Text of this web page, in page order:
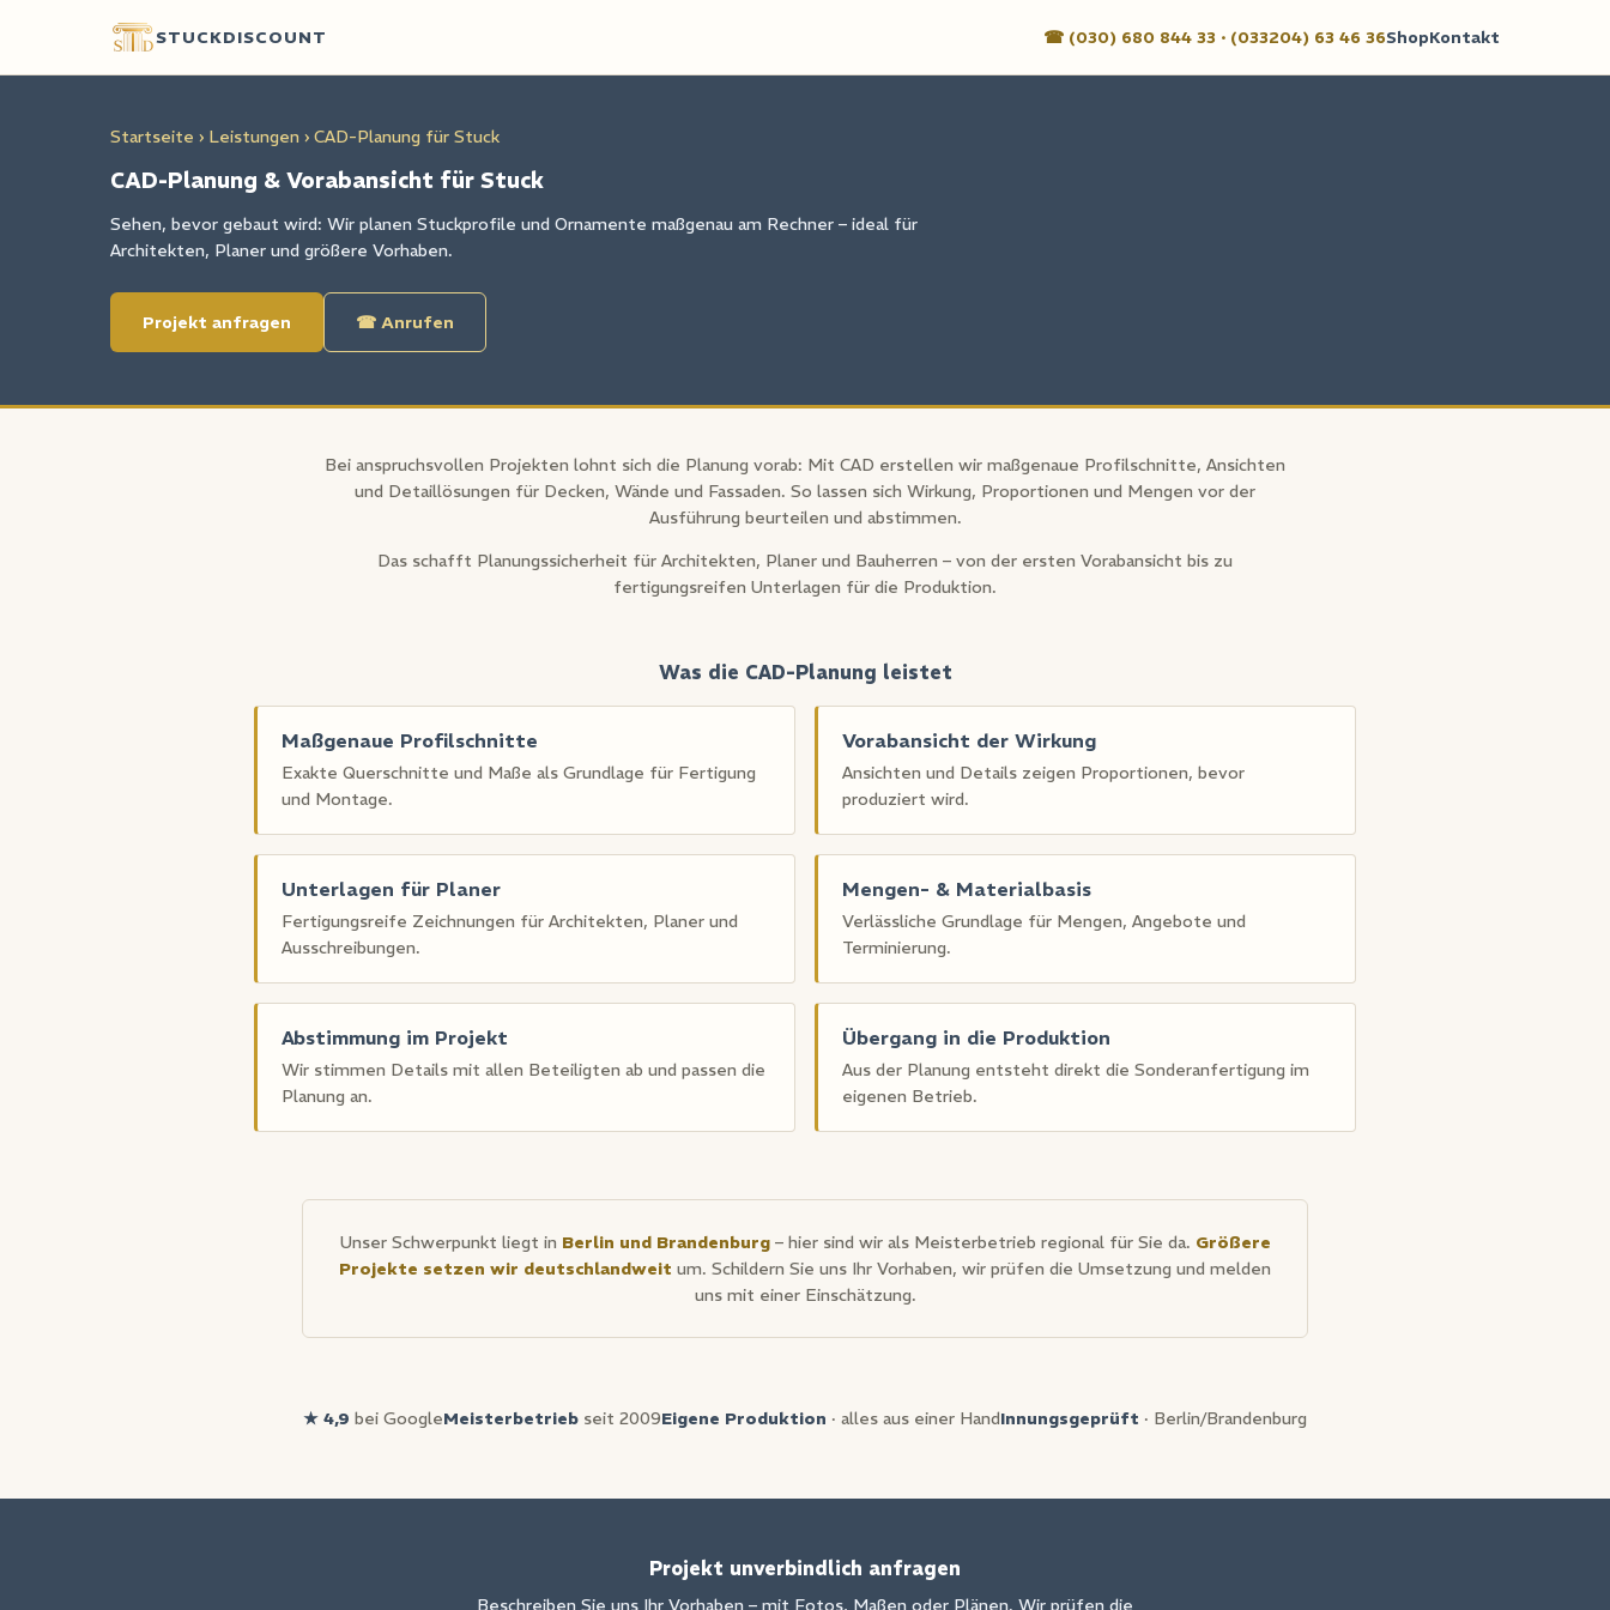
STUCKDISCOUNT ☎ (030) 680 844 33 · (033204) 63 46 36ShopKontakt
Startseite › Leistungen › CAD-Planung für Stuck
CAD-Planung & Vorabansicht für Stuck
Sehen, bevor gebaut wird: Wir planen Stuckprofile und Ornamente maßgenau am Rechner – ideal für
Architekten, Planer und größere Vorhaben.
Projekt anfragen ☎ Anrufen
Bei anspruchsvollen Projekten lohnt sich die Planung vorab: Mit CAD erstellen wir maßgenaue Profilschnitte, Ansichten
und Detaillösungen für Decken, Wände und Fassaden. So lassen sich Wirkung, Proportionen und Mengen vor der
Ausführung beurteilen und abstimmen.
Das schafft Planungssicherheit für Architekten, Planer und Bauherren – von der ersten Vorabansicht bis zu
fertigungsreifen Unterlagen für die Produktion.
Was die CAD-Planung leistet
Maßgenaue Profilschnitte
Exakte Querschnitte und Maße als Grundlage für Fertigung
und Montage.
Vorabansicht der Wirkung
Ansichten und Details zeigen Proportionen, bevor
produziert wird.
Unterlagen für Planer
Fertigungsreife Zeichnungen für Architekten, Planer und
Ausschreibungen.
Mengen- & Materialbasis
Verlässliche Grundlage für Mengen, Angebote und
Terminierung.
Abstimmung im Projekt
Wir stimmen Details mit allen Beteiligten ab und passen die
Planung an.
Übergang in die Produktion
Aus der Planung entsteht direkt die Sonderanfertigung im
eigenen Betrieb.
Unser Schwerpunkt liegt in Berlin und Brandenburg– hier sind wir als Meisterbetrieb regional für Sie da. Größere
Projekte setzen wir deutschlandweit um. Schildern Sie uns Ihr Vorhaben, wir prüfen die Umsetzung und melden
uns mit einer Einschätzung.
★ 4,9 bei GoogleMeisterbetrieb seit 2009Eigene Produktion · alles aus einer HandInnungsgeprüft · Berlin/Brandenburg
Projekt unverbindlich anfragen
Beschreiben Sie uns Ihr Vorhaben – mit Fotos, Maßen oder Plänen. Wir prüfen die